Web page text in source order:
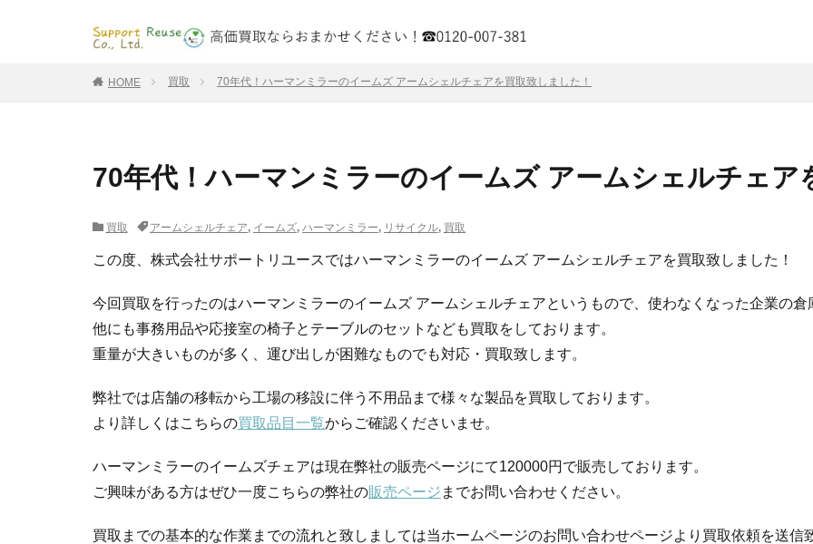
HOME 買取 70年代！ハーマンミラーのイームズ アームシェルチェアを買取致しました！
70年代！ハーマンミラーのイームズ アームシェルチェア
買取 アームシェルチェア, イームズ, ハーマンミラー, リサイクル, 買取
この度、株式会社サポートリユースではハーマンミラーのイームズ アームシェルチェアを買取致しました！
今回買取を行ったのはハーマンミラーのイームズ アームシェルチェアというもので、使わなくなった企業の
他にも事務用品や応接室の椅子とテーブルのセットなども買取をしております。
重量が大きいものが多く、運び出しが困難なものでも対応・買取致します。
弊社では店舗の移転から工場の移設に伴う不用品まで様々な製品を買取しております。
より詳しくはこちらの買取品目一覧からご確認くださいませ。
ハーマンミラーのイームズチェアは現在弊社の販売ページにて120000円で販売しております。
ご興味がある方はぜひ一度こちらの弊社の販売ページ までお問い合わせください。
買取までの基本的な作業までの流れと致しましては当ホームページのお問い合わせページより買取依頼を送